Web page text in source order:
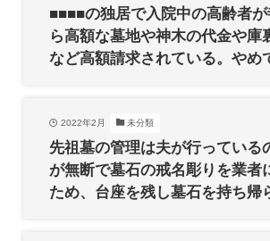
■■■■の独居で入院中の高齢者
ら高額な墓地や神木の代金や庫
など高額請求されている。やめ
2022年2月 未分類
先祖墓の管理は夫が行っている
が無断で墓石の戒名彫りを業者
ため、台座を残し墓石を持ち帰